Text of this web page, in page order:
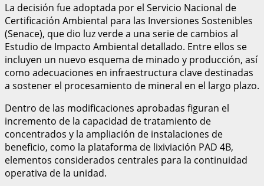
La decisión fue adoptada por el Servicio Nacional de
Certificación Ambiental para las Inversiones Sostenibles
(Senace), que dio luz verde a una serie de cambios al
Estudio de Impacto Ambiental detallado. Entre ellos se
incluyen un nuevo esquema de minado y producción, así
como adecuaciones en infraestructura clave destinadas
a sostener el procesamiento de mineral en el largo plazo.
Dentro de las modificaciones aprobadas figuran el
incremento de la capacidad de tratamiento de
concentrados y la ampliación de instalaciones de
beneficio, como la plataforma de lixiviación PAD 4B,
elementos considerados centrales para la continuidad
operativa de la unidad.